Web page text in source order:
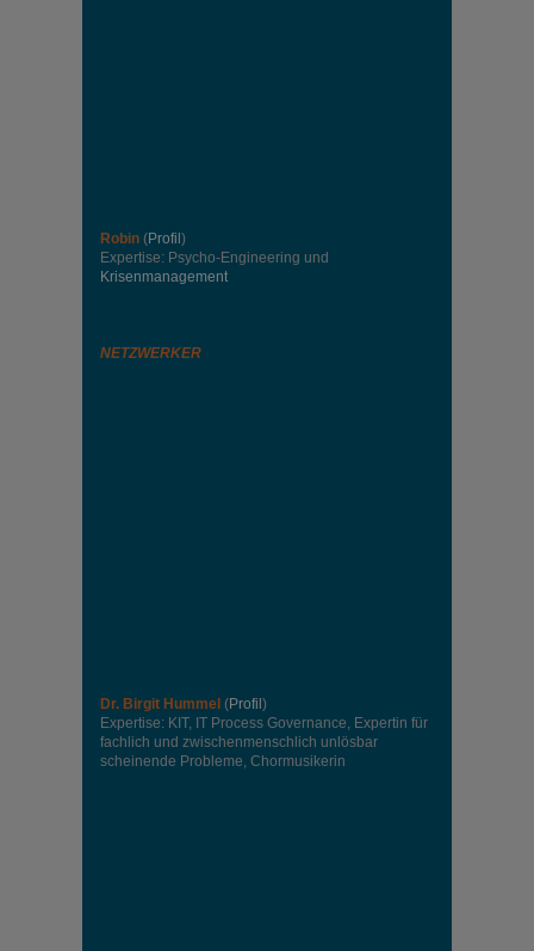
Robin (Profil )
Expertise: Psycho-Engineering und
Krisenmanagement
NETZWERKER
Dr. Birgit Hummel (Profil )
Expertise: KIT, IT Process Governance, Expertin für
fachlich und zwischenmenschlich unlösbar
scheinende Probleme, Chormusikerin